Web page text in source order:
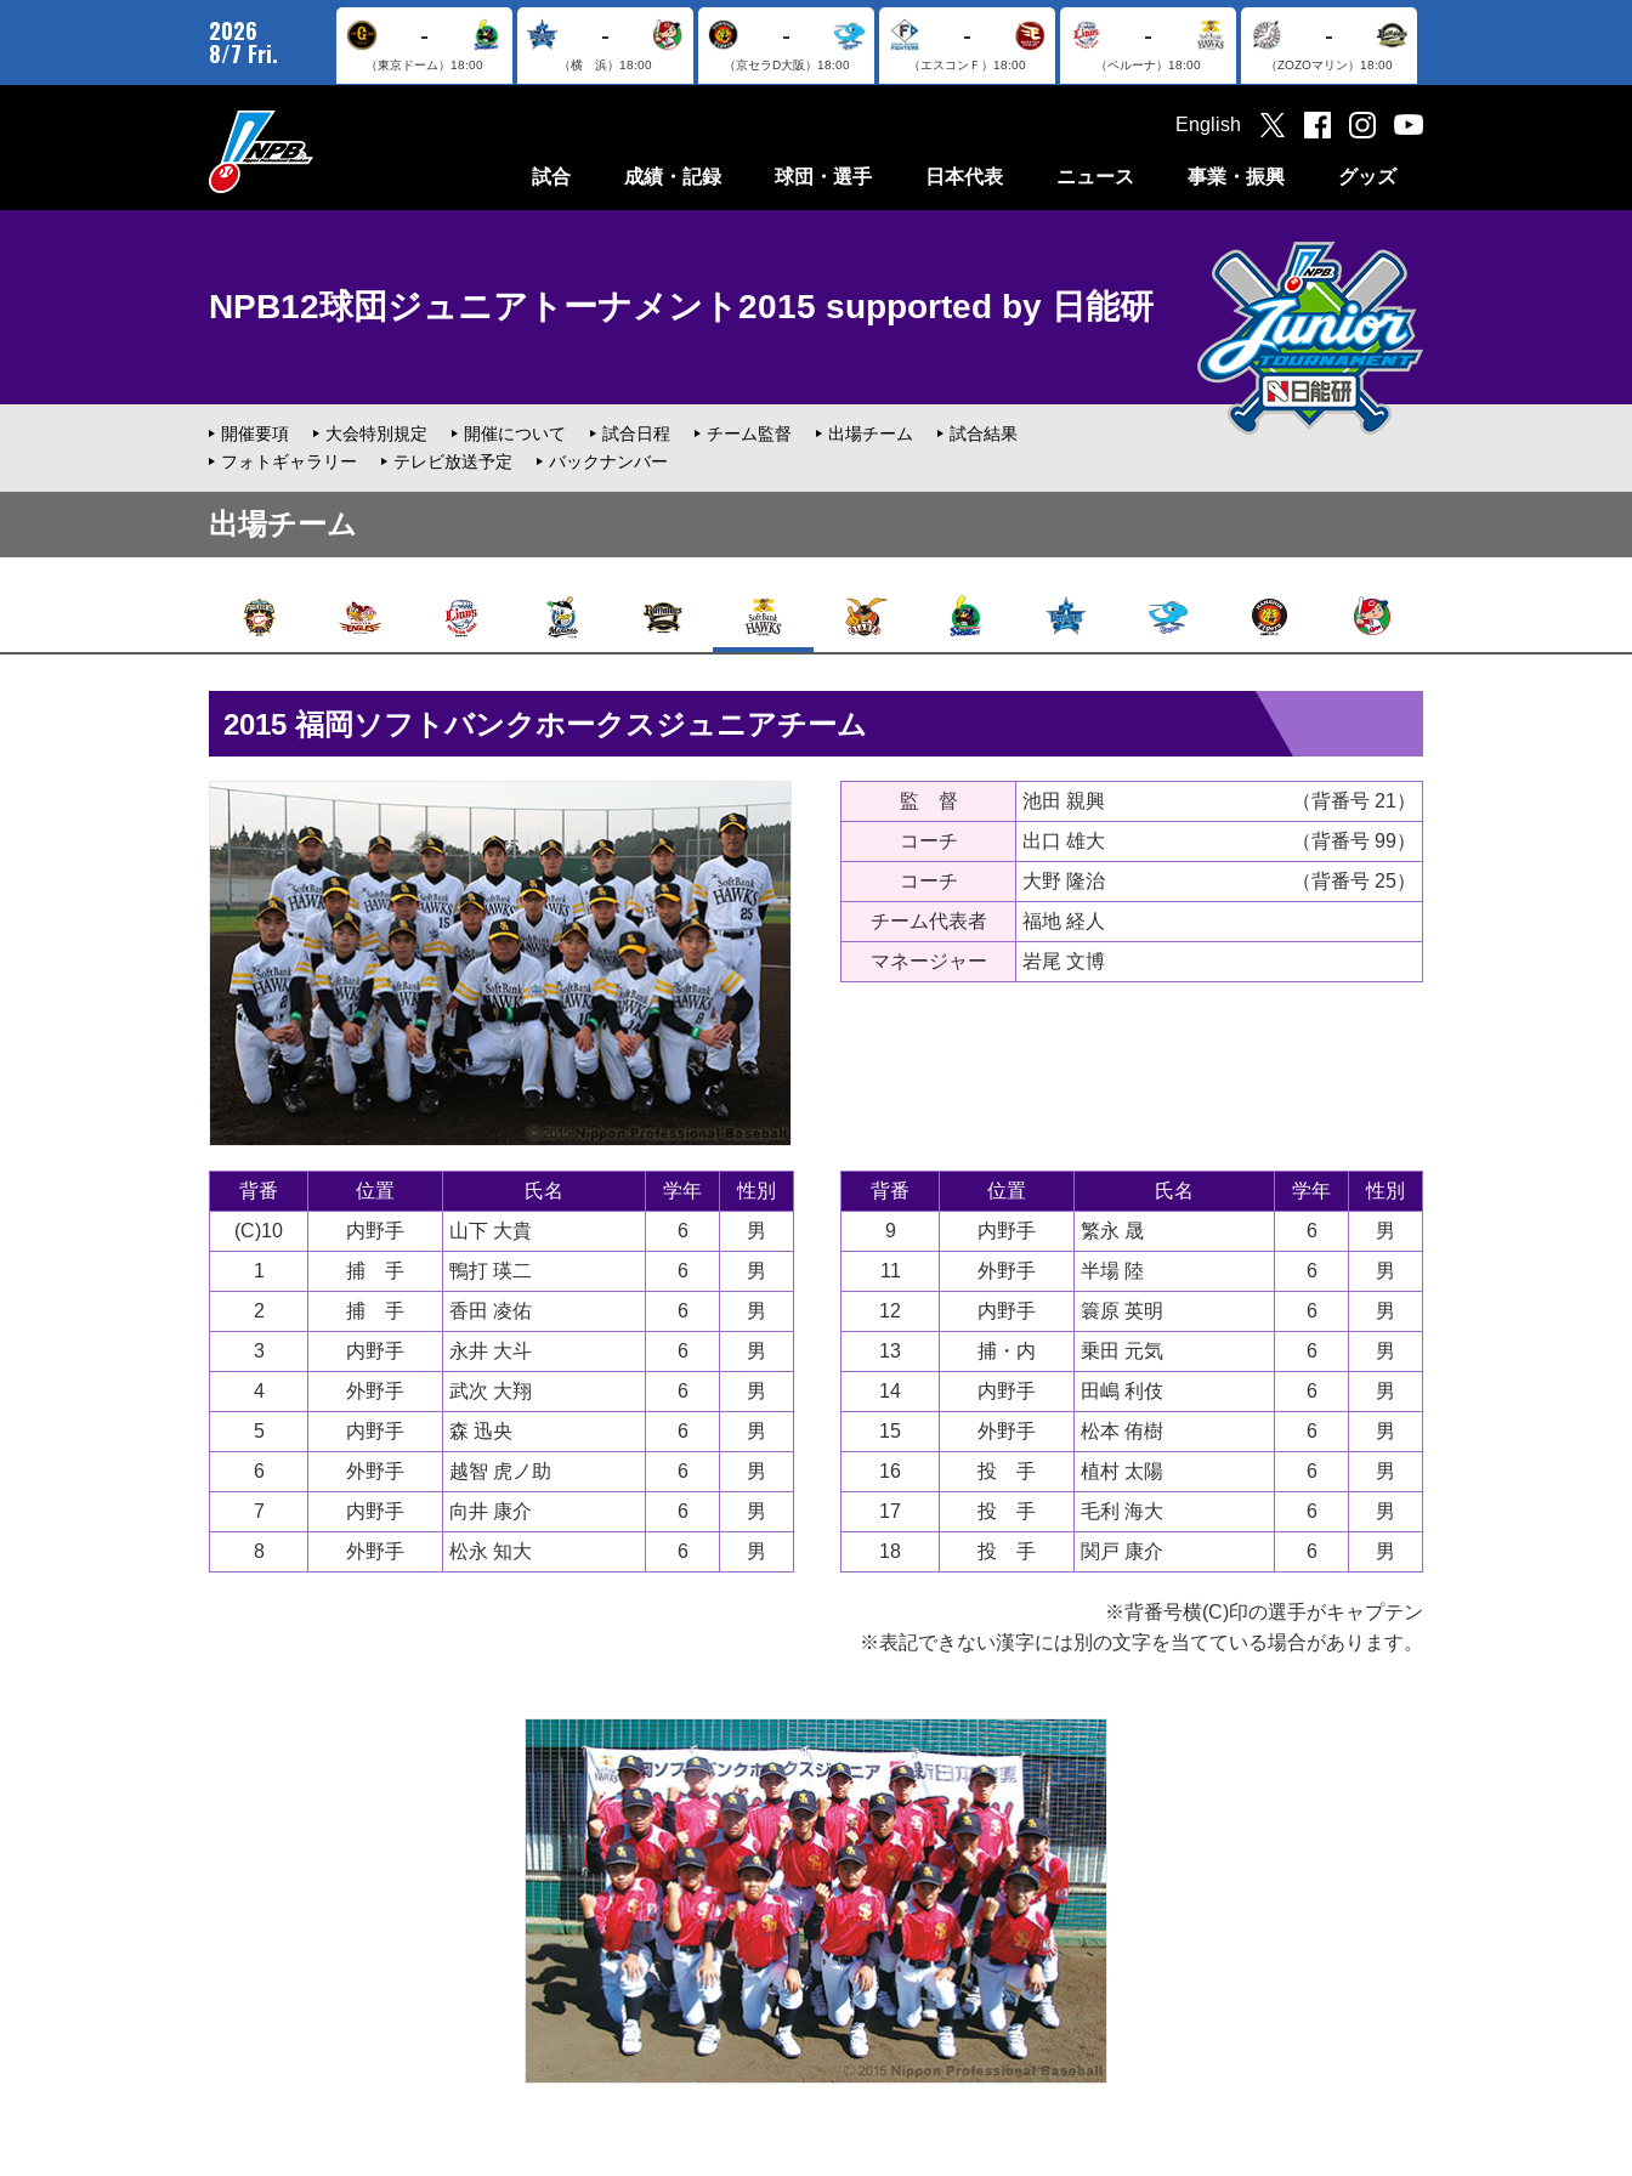
2026
8/7 Fri.
-
（東京ドーム） 18:00
-
（横 浜） 18:00
-
（京セラD大阪） 18:00
-
（エスコンＦ） 18:00
-
（ベルーナ） 18:00
-
（ZOZOマリン） 18:00
試合 成績・記録 球団・選手 日本代表 ニュース 事業・振興 グッズ
English
NPB12球団ジュニアトーナメント2015 supported by 日能研
開催要項 大会特別規定 開催について 試合日程 チーム監督 出場チーム
試合結果
フォトギャラリー
テレビ放送予定 バックナンバー
出場チーム
2015 福岡ソフトバンクホークスジュニアチーム
監 督 池田 親興
（背番号 21）
コーチ
出口 雄大
（背番号 99）
コーチ
大野 隆治
（背番号 25）
チーム代表者
福地 経人
マネージャー
岩尾 文博
背番 位置 氏名 学年
性別
(C)10
内野手 山下 大貴 6
男
1
捕 手 鴨打 瑛二 6
男
2
捕 手 香田 凌佑 6
男
3
内野手 永井 大斗 6
男
4
外野手 武次 大翔 6
男
5
内野手 森 迅央 6
男
6
外野手 越智 虎ノ助 6
男
7
内野手 向井 康介 6
男
8
外野手 松永 知大 6 男
背番 位置 氏名 学年
性別
9
内野手 繁永 晟 6
男
11
外野手 半場 陸 6
男
12
内野手 簑原 英明 6
男
13
捕・内 乗田 元気 6
男
14
内野手 田嶋 利伎 6
男
15
外野手 松本 侑樹 6
男
16
投 手 植村 太陽 6
男
17
投 手 毛利 海大 6
男
18
投 手 関戸 康介 6 男
※背番号横(C)印の選手がキャプテン
※表記できない漢字には別の文字を当てている場合があります。